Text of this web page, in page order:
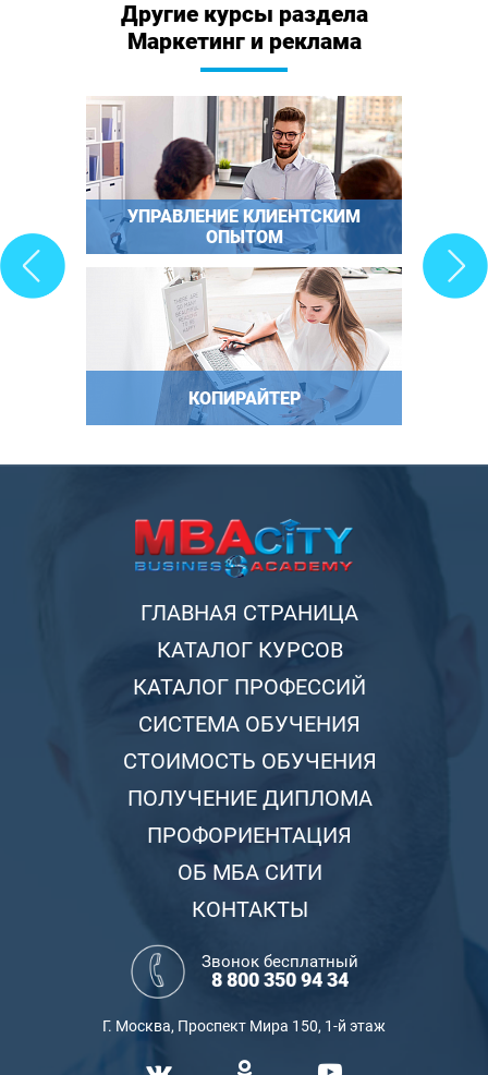
Другие курсы раздела
Маркетинг и реклама
УПРАВЛЕНИЕ КЛИЕНТСКИМ
ОПЫТОМ
КОПИРАЙТЕР
ГЛАВНАЯ СТРАНИЦА
КАТАЛОГ КУРСОВ
КАТАЛОГ ПРОФЕССИЙ
СИСТЕМА ОБУЧЕНИЯ
СТОИМОСТЬ ОБУЧЕНИЯ
ПОЛУЧЕНИЕ ДИПЛОМА
ПРОФОРИЕНТАЦИЯ
ОБ МБА СИТИ
КОНТАКТЫ
Звонок бесплатный
8 800 350 94 34
Г. Москва, Проспект Мира 150, 1-й этаж